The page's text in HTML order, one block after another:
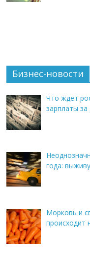
Бизнес-новости
Что ждет
зарплаты
года:
Морковь и
происходит